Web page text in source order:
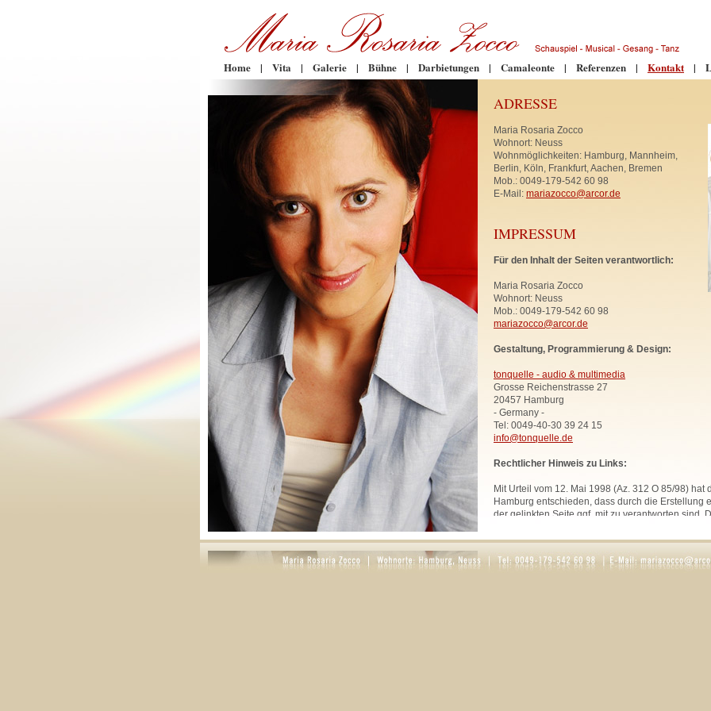
Home | Vita | Galerie | Bühne | Darbietungen | Camaleonte | Referenzen | Kontakt |
ADRESSE
Maria Rosaria Zocco
Wohnort: Neuss
Wohnmöglichkeiten: Hamburg, Mannheim,
Berlin, Köln, Frankfurt, Aachen, Bremen
Mob.: 0049-179-542 60 98
E-Mail: mariazocco@arcor.de
IMPRESSUM
Für den Inhalt der Seiten verantwortlich:
Maria Rosaria Zocco
Wohnort: Neuss
Mob.: 0049-179-542 60 98
mariazocco@arcor.de
Gestaltung, Programmierung & Design:
tonquelle - audio & multimedia
Grosse Reichenstrasse 27
20457 Hamburg
- Germany -
Tel: 0049-40-30 39 24 15
info@tonquelle.de
Rechtlicher Hinweis zu Links:
Mit Urteil vom 12. Mai 1998 (Az. 312 O 85/98) hat
Hamburg entschieden, dass durch die Erstellung
der gelinkten Seite ggf. mit zu verantworten sind.
Website. Diese Erklärung gilt für sämtliche Links
zur Zeit bestehen oder in Zukunft bestehen
Alle Bilder, Texte und Grafiken, sofern nicht